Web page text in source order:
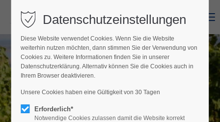
Menu
Weingut Schönberger
Datenschutzeinstellungen
Diese Website verwendet Cookies. Wenn Sie die Website
weiterhin nutzen möchten, dann stimmen Sie der Verwendung von
Cookies zu. Weitere Informationen finden Sie in unserer
Datenschutzerklärung. Alternativ können Sie die Cookies auch in
Ihrem Browser deaktivieren.
Unsere Cookies haben eine Gültigkeit von 30 Tagen
Erforderlich*
Notwendige Cookies zulassen damit die Website korrekt